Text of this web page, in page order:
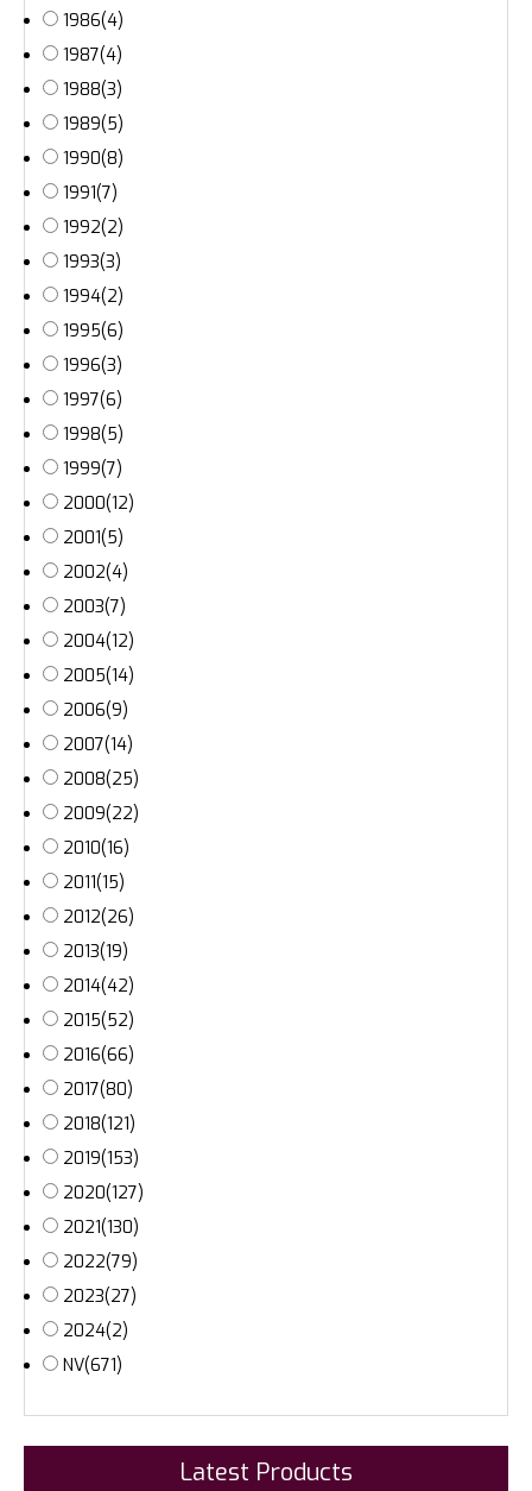
1986(4)
1987(4)
1988(3)
1989(5)
1990(8)
1991(7)
1992(2)
1993(3)
1994(2)
1995(6)
1996(3)
1997(6)
1998(5)
1999(7)
2000(12)
2001(5)
2002(4)
2003(7)
2004(12)
2005(14)
2006(9)
2007(14)
2008(25)
2009(22)
2010(16)
2011(15)
2012(26)
2013(19)
2014(42)
2015(52)
2016(66)
2017(80)
2018(121)
2019(153)
2020(127)
2021(130)
2022(79)
2023(27)
2024(2)
NV(671)
Latest Products